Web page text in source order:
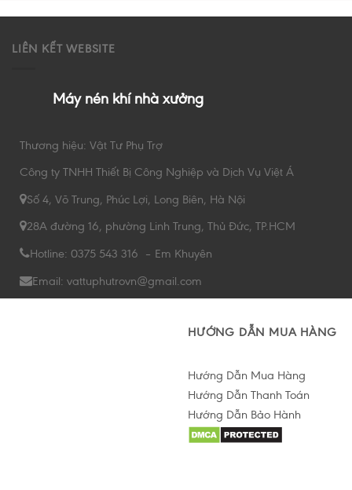
LIÊN KẾT WEBSITE
Máy nén khí nhà xưởng
Thương hiệu: Vật Tư Phụ Trợ
Công ty TNHH Thiết Bị Công Nghiệp và Dịch Vụ Việt Á
Số 4, Võ Trung, Phúc Lợi, Long Biên, Hà Nội
28A đường 16, phường Linh Trung, Thủ Đức, TP.HCM
Hotline: 0375 543 316 – Em Khuyên
Email: vattuphutrovn@gmail.com
HƯỚNG DẪN MUA HÀNG
Hướng Dẫn Mua Hàng
Hướng Dẫn Thanh Toán
Hướng Dẫn Bảo Hành